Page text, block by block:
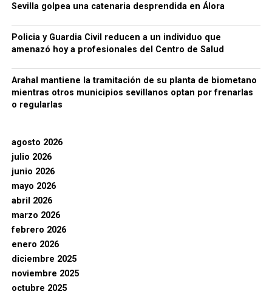
Sevilla golpea una catenaria desprendida en Álora
Policia y Guardia Civil reducen a un individuo que
amenazó hoy a profesionales del Centro de Salud
Arahal mantiene la tramitación de su planta de biometano
mientras otros municipios sevillanos optan por frenarlas
o regularlas
agosto 2026
julio 2026
junio 2026
mayo 2026
abril 2026
marzo 2026
febrero 2026
enero 2026
diciembre 2025
noviembre 2025
octubre 2025